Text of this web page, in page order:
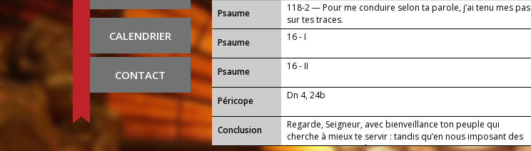
CALENDRIER
CONTACT
Psaume
118-2 — Pour me conduire selon ta parole, j’ai tenu mes pas
sur tes traces.
Psaume
16 - I
Psaume 16 - II
Péricope Dn 4, 24b
Conclusion
Regarde, Seigneur, avec bienveillance ton peuple qui
cherche à mieux te servir : tandis qu’en nous imposant des